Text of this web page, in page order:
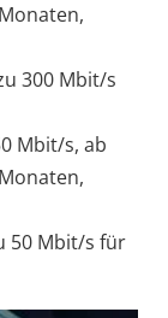
300 Mbit/s
Mbit/s, ab
50 Mbit/s für